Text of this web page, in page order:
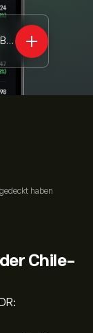
haben
BSAC
Chile-